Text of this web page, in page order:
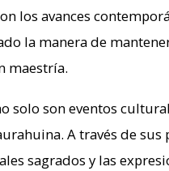
los avances
la manera de
maestría.
solo son eventos
A través de sus
sagrados y las